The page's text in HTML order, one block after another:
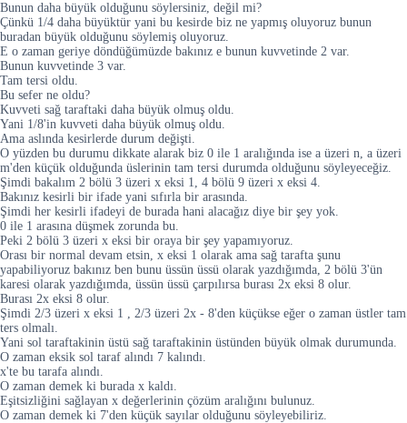
Bunun daha büyük olduğunu söylersiniz, değil mi?
Çünkü 1/4 daha büyüktür yani bu kesirde biz ne yapmış oluyoruz bunun
buradan büyük olduğunu söylemiş oluyoruz.
E o zaman geriye döndüğümüzde bakınız e bunun kuvvetinde 2 var.
Bunun kuvvetinde 3 var.
Tam tersi oldu.
Bu sefer ne oldu?
Kuvveti sağ taraftaki daha büyük olmuş oldu.
Yani 1/8'in kuvveti daha büyük olmuş oldu.
Ama aslında kesirlerde durum değişti.
O yüzden bu durumu dikkate alarak biz 0 ile 1 aralığında ise a üzeri n, a üzeri
m'den küçük olduğunda üslerinin tam tersi durumda olduğunu söyleyeceğiz.
Şimdi bakalım 2 bölü 3 üzeri x eksi 1, 4 bölü 9 üzeri x eksi 4.
Bakınız kesirli bir ifade yani sıfırla bir arasında.
Şimdi her kesirli ifadeyi de burada hani alacağız diye bir şey yok.
0 ile 1 arasına düşmek zorunda bu.
Peki 2 bölü 3 üzeri x eksi bir oraya bir şey yapamıyoruz.
Orası bir normal devam etsin, x eksi 1 olarak ama sağ tarafta şunu
yapabiliyoruz bakınız ben bunu üssün üssü olarak yazdığımda, 2 bölü 3'ün
karesi olarak yazdığımda, üssün üssü çarpılırsa burası 2x eksi 8 olur.
Burası 2x eksi 8 olur.
Şimdi 2/3 üzeri x eksi 1 , 2/3 üzeri 2x - 8'den küçükse eğer o zaman üstler tam
ters olmalı.
Yani sol taraftakinin üstü sağ taraftakinin üstünden büyük olmak durumunda.
O zaman eksik sol taraf alındı 7 kalındı.
x'te bu tarafa alındı.
O zaman demek ki burada x kaldı.
Eşitsizliğini sağlayan x değerlerinin çözüm aralığını bulunuz.
O zaman demek ki 7'den küçük sayılar olduğunu söyleyebiliriz.